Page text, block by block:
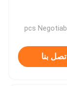
بنا